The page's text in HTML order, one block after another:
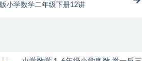
小学数学二年级下册12讲